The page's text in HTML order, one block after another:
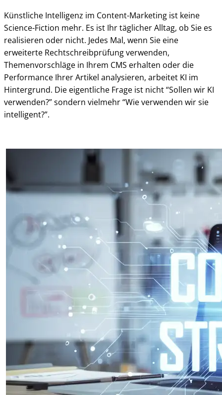
Künstliche Intelligenz im Content-Marketing ist keine
Science-Fiction mehr. Es ist Ihr täglicher Alltag, ob Sie es
realisieren oder nicht. Jedes Mal, wenn Sie eine
erweiterte Rechtschreibprüfung verwenden,
Themenvorschläge in Ihrem CMS erhalten oder die
Performance Ihrer Artikel analysieren, arbeitet KI im
Hintergrund. Die eigentliche Frage ist nicht “Sollen wir KI
verwenden?” sondern vielmehr “Wie verwenden wir sie
intelligent?”.